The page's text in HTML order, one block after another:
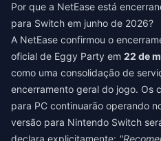
Por que a NetEase está
para Switch em junho de 2026?
A NetEase confirmou o
oficial de Eggy Party em 22 de
como uma consolidação de
encerramento geral do jogo. Os
para PC continuarão operando
versão para Nintendo Switch
declara explicitamente: